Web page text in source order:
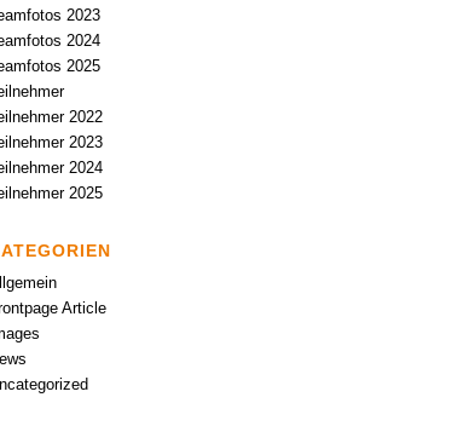
2023
2024
2025
2022
2023
2024
2025
Article